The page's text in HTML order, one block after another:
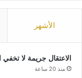
الأشهر
الاعتقال جريمة لا تخفي
منذ 20 ساعة